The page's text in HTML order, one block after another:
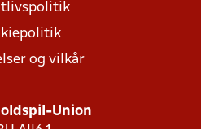
og vilkår
Union